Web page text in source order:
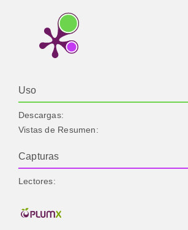
Uso
Descargas:
Vistas de Resumen:
Capturas
Lectores: